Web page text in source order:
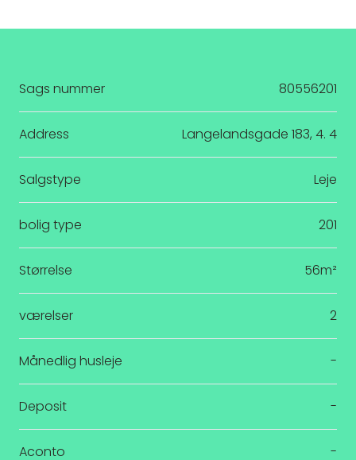
Sags nummer 80556201
Address Langelandsgade 183, 4. 4
Salgstype Leje
bolig type 201
Størrelse 56m²
værelser 2
Månedlig husleje -
Deposit -
Aconto -